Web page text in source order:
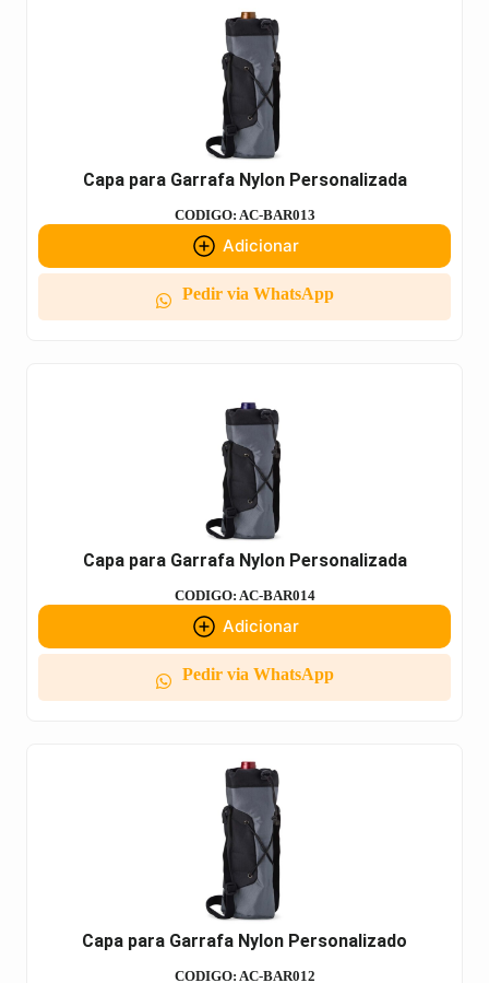
Capa para Garrafa Nylon Personalizada
CODIGO: AC-BAR013
Adicionar
Pedir via WhatsApp
Capa para Garrafa Nylon Personalizada
CODIGO: AC-BAR014
Adicionar
Pedir via WhatsApp
Capa para Garrafa Nylon Personalizado
CODIGO: AC-BAR012